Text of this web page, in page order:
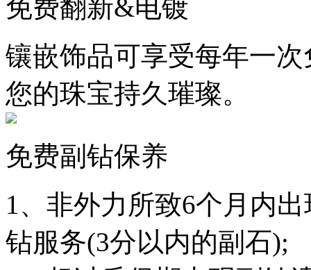
免费翻新&电镀
镶嵌饰品可享受每年一
您的珠宝持久璀璨。
免费副钻保养
1、非外力所致6个月内
钻服务(3分以内的副石);